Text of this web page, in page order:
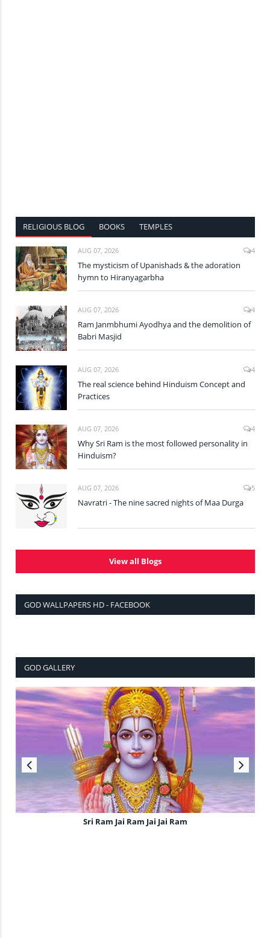
RELIGIOUS BLOG BOOKS TEMPLES
AUG 07, 2026 4
The mysticism of Upanishads & the adoration
hymn to Hiranyagarbha
AUG 07, 2026 4
Ram Janmbhumi Ayodhya and the demolition of
Babri Masjid
AUG 07, 2026 4
The real science behind Hinduism Concept and
Practices
AUG 07, 2026 4
Why Sri Ram is the most followed personality in
Hinduism?
AUG 07, 2026 5
Navratri - The nine sacred nights of Maa Durga
View all Blogs
GOD WALLPAPERS HD - FACEBOOK
GOD GALLERY
Sri Ram Jai Ram Jai Jai Ram